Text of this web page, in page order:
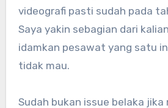
videografi pasti sudah pada
Saya yakin sebagian dari
idamkan pesawat yang satu
tidak mau.
Sudah bukan issue belaka jika